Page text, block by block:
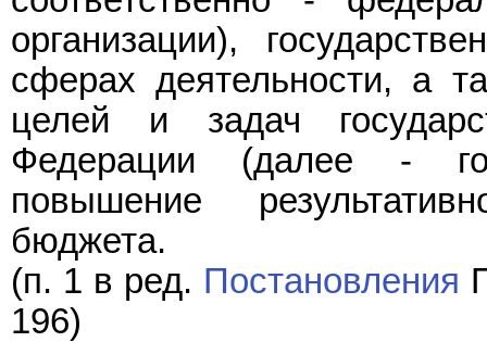
организации),
сферах деятельности, а
целей и задач
Федерации (далее -
повышение
бюджета.
(п. 1 в ред. Постановления
196)